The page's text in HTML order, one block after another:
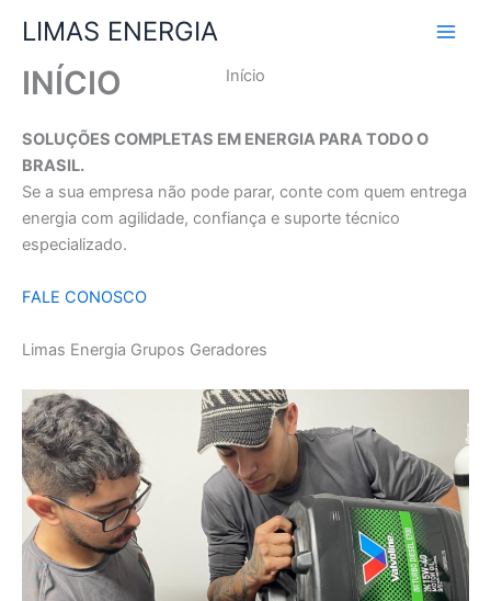
para
conteúdo
LIMAS ENERGIA
Início
INÍCIO
SOLUÇÕES COMPLETAS EM ENERGIA PARA TODO O
BRASIL.
Se a sua empresa não pode parar, conte com quem entrega
energia com agilidade, confiança e suporte técnico
especializado.
FALE CONOSCO
Limas Energia Grupos Geradores